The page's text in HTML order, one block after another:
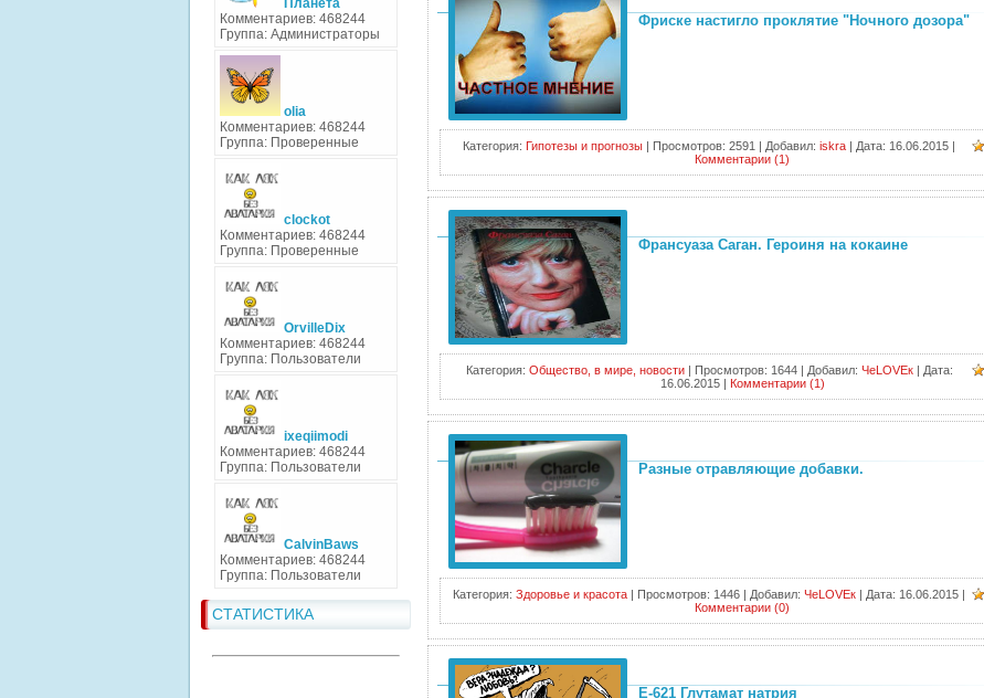
Планета
Комментариев: 468244
Группа: Администраторы
olia
Комментариев: 468244
Группа: Проверенные
clockot
Комментариев: 468244
Группа: Проверенные
OrvilleDix
Комментариев: 468244
Группа: Пользователи
ixeqiimodi
Комментариев: 468244
Группа: Пользователи
CalvinBaws
Комментариев: 468244
Группа: Пользователи
СТАТИСТИКА
Фриске настигло проклятие "Ночного дозора"
Категория: Гипотезы и прогнозы | Просмотров: 2591 | Добавил: iskra | Дата: 16.06.2015 |
Комментарии (1)
Франсуаза Саган. Героиня на кокаине
Категория: Общество, в мире, новости| Просмотров: 1644 | Добавил: ЧеLOVEк| Дата:
16.06.2015 | Комментарии (1)
Разные отравляющие добавки.
Категория: Здоровье и красота | Просмотров: 1446 | Добавил: ЧеLOVEк | Дата: 16.06.2015 |
Комментарии (0)
Е-621 Глутамат натрия